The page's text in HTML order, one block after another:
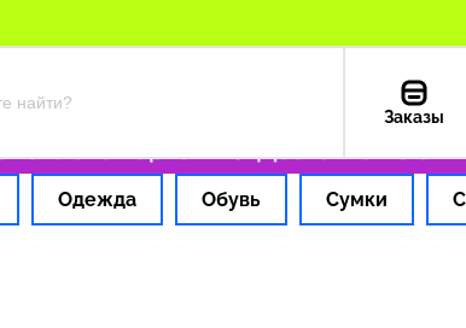
Заказы
Оплата картой РФ Доставка из США
Одежда Обувь Сумки